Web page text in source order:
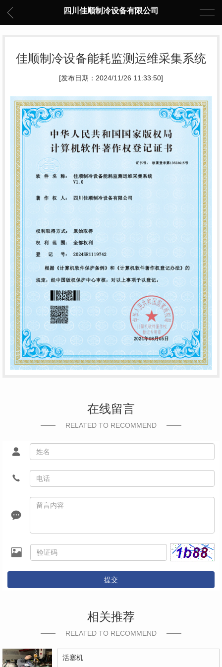
四川佳顺制冷设备有限公司
佳顺制冷设备能耗监测运维采集系统
[发布日期：2024/11/26 11:33:50]
在线留言
RELATED TO RECOMMEND
提交
相关推荐
RELATED TO RECOMMEND
活塞机